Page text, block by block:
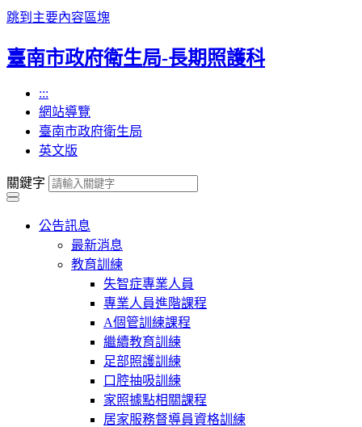
跳到主要內容區塊
臺南市政府衛生局-長期照護科
:::
網站導覽
臺南市政府衛生局
英文版
關鍵字
公告訊息
最新消息
教育訓練
失智症專業人員
專業人員進階課程
A個管訓練課程
繼續教育訓練
足部照護訓練
口腔抽吸訓練
家照據點相關課程
居家服務督導員資格訓練